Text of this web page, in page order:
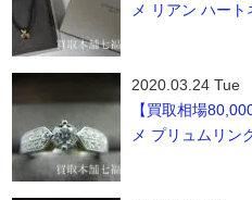
メ リアン ハー
2020.03.24 Tue
【買取相場
メ プリュムリン